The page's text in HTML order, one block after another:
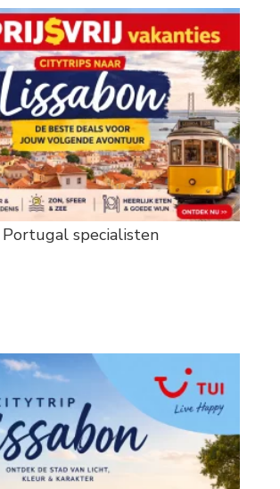
Portugal specialisten